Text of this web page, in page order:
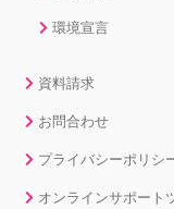
環境宣言
資料請求
お問合わせ
プライバシーポリシ
オンラインサポー